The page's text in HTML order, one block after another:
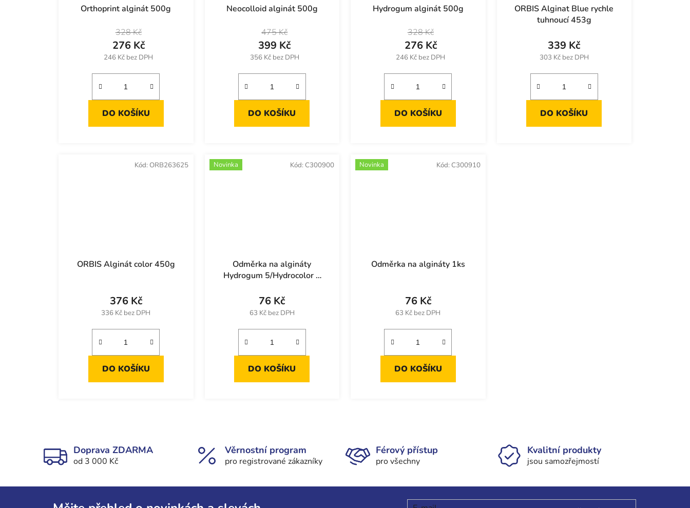
Orthoprint alginát 500g
246 Kč bez DPH
276 Kč
328 Kč
DO KOŠÍKU
Neocolloid alginát 500g
356 Kč bez DPH
399 Kč
475 Kč
DO KOŠÍKU
Hydrogum alginát 500g
246 Kč bez DPH
276 Kč
328 Kč
DO KOŠÍKU
ORBIS Alginat Blue rychle
tuhnoucí 453g
303 Kč bez DPH
339 Kč
DO KOŠÍKU
ORBIS Alginát color 450g
336 Kč bez DPH
376 Kč
DO KOŠÍKU
Kód: ORB263625 Novinka
Odměrka na algináty
Hydrogum 5/Hydrocolor 5
63 Kč bez DPH
76 Kč
DO KOŠÍKU
Kód: C300900 Novinka
Odměrka na algináty 1ks
63 Kč bez DPH
76 Kč
DO KOŠÍKU
Kód: C300910
á
d
c
Doprava ZDARMA
od 3 000 Kč
Věrnostní program
pro registrované zákazníky
Férový přístup
pro všechny
Kvalitní produkty
jsou samozřejmostí